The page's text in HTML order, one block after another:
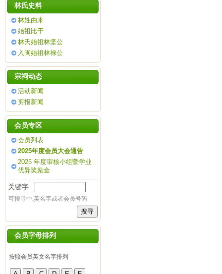
林氏史料
林姓由来
始祖比干
林氏始祖林坚公
入闽始祖林禄公
宗祠动态
活动新闻
剪报新闻
会员专区
会员列表
2025年度会员大会通告
2025 年度审核小组暨学业
优异奖励金
关键字
可搜寻中,英名字或者会员号码
会员字母排列
按照会员英文名字排列